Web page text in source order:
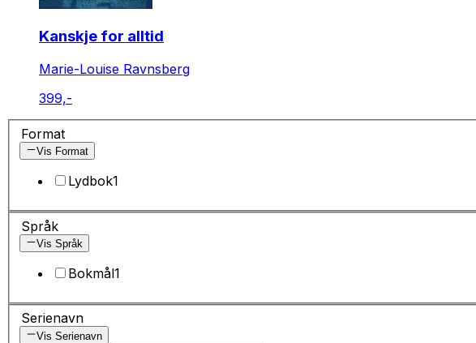
Kanskje for alltid
Marie-Louise Ravnsberg
399,-
Format
Vis Format
Lydbok1
Språk
Vis Språk
Bokmål1
Serienavn
Vis Serienavn